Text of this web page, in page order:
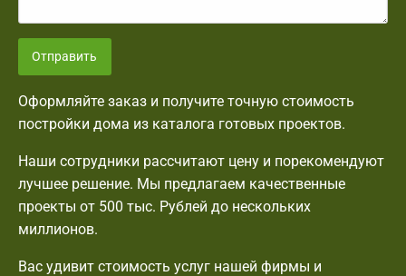
Отправить
Оформляйте заказ и получите точную стоимость
постройки дома из каталога готовых проектов.
Наши сотрудники рассчитают цену и порекомендуют
лучшее решение. Мы предлагаем качественные
проекты от 500 тыс. Рублей до нескольких
миллионов.
Вас удивит стоимость услуг нашей фирмы и